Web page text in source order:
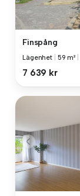
Finspång
Lägenhet 59 m²
7 639 kr